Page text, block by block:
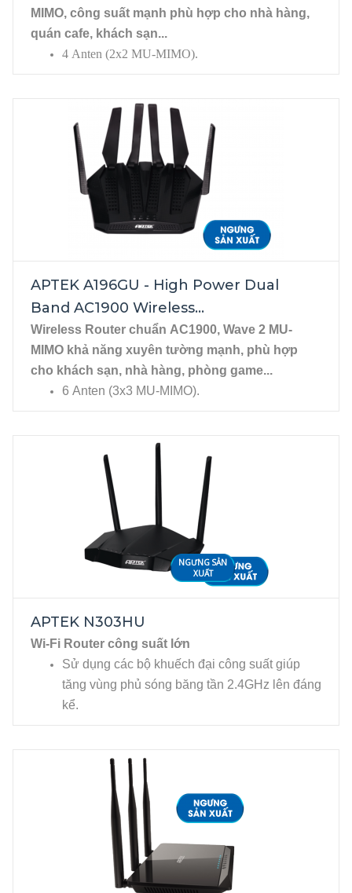
MIMO, công suất mạnh phù hợp cho nhà hàng,
quán cafe, khách sạn...
4 Anten (2x2 MU-MIMO).
APTEK A196GU - High Power Dual
Band AC1900 Wireless...
Wireless Router chuẩn AC1900, Wave 2 MU-
MIMO khả năng xuyên tường mạnh, phù hợp
cho khách sạn, nhà hàng, phòng game...
6 Anten (3x3 MU-MIMO).
NGƯNG SẢN
XUẤT
APTEK N303HU
Wi-Fi Router công suất lớn
Sử dụng các bộ khuếch đại công suất giúp
tăng vùng phủ sóng băng tần 2.4GHz lên đáng
kể.
NGƯNG SẢN XUẤT